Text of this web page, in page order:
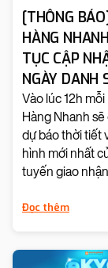
[THÔNG
HÀNG
TỤC CẬP
NGÀY DANH
KHU VỰC
TRONG
06/2023
Vào lúc 12h
Hàng Nhanh
dự báo thời tiết
hình mới nhất
tuyến giao
Đọc thêm